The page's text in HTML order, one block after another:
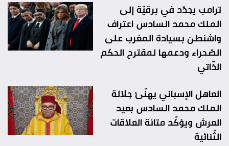
ترامب يجدّد في برقيّة إلى
الملك محمد السادس اعتراف
واشنطن بسيادة المغرب على
الصّحراء ودعمها لمقترح الحكم
الذّاتي
العاهل الإسباني يهنّئ جلالة
الملك محمد السادس بعيد
العرش ويؤكّد متانة العلاقات
الثّنائية